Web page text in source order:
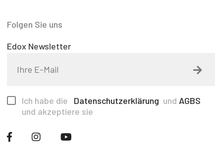
Folgen Sie uns
Edox Newsletter
Ich habe die Datenschutzerklärung und AGBS
und akzeptiere sie